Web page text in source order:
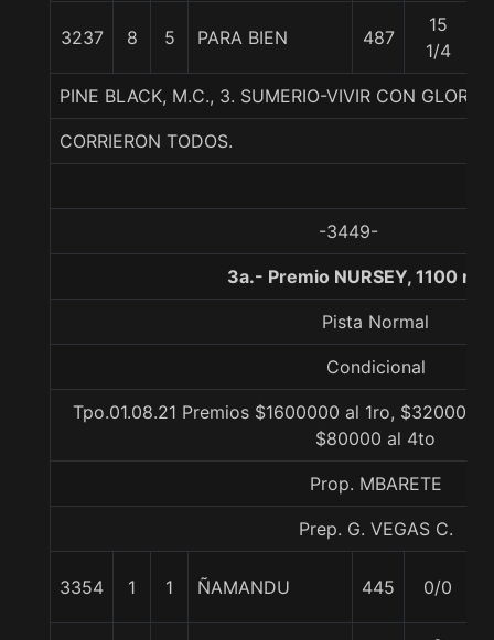
3237 8 5 PARA BIEN 487
15
1/4
PINE BLACK, M.C., 3. SUMERIO-VIVIR CON
CORRIERON TODOS.
-3449-
3a.- Premio NURSEY, 1100
Pista Normal
Condicional
Tpo.01.08.21 Premios $1600000 al 1ro, $320000
$80000 al 4to
Prop. MBARETE
Prep. G. VEGAS C.
3354 1 1 ÑAMANDU 445 0/0